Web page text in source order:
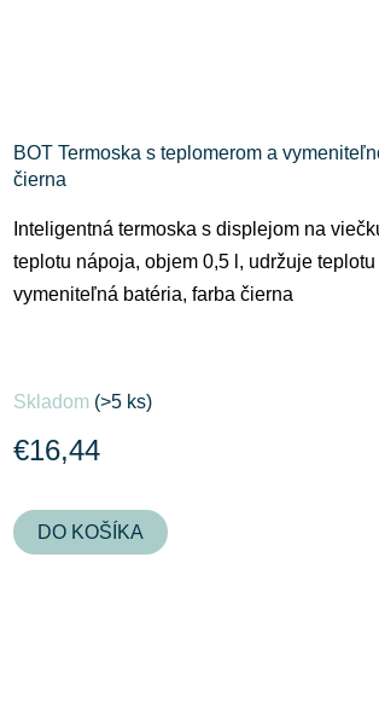
BOT Termoska s teplomerom a
čierna
Inteligentná termoska s displejom na
teplotu nápoja, objem 0,5 l, udržuje
vymeniteľná batéria, farba čierna
Skladom (>5 ks)
€16,44
DO KOŠÍKA